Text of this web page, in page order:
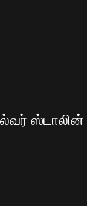
ஸ்டாலின்